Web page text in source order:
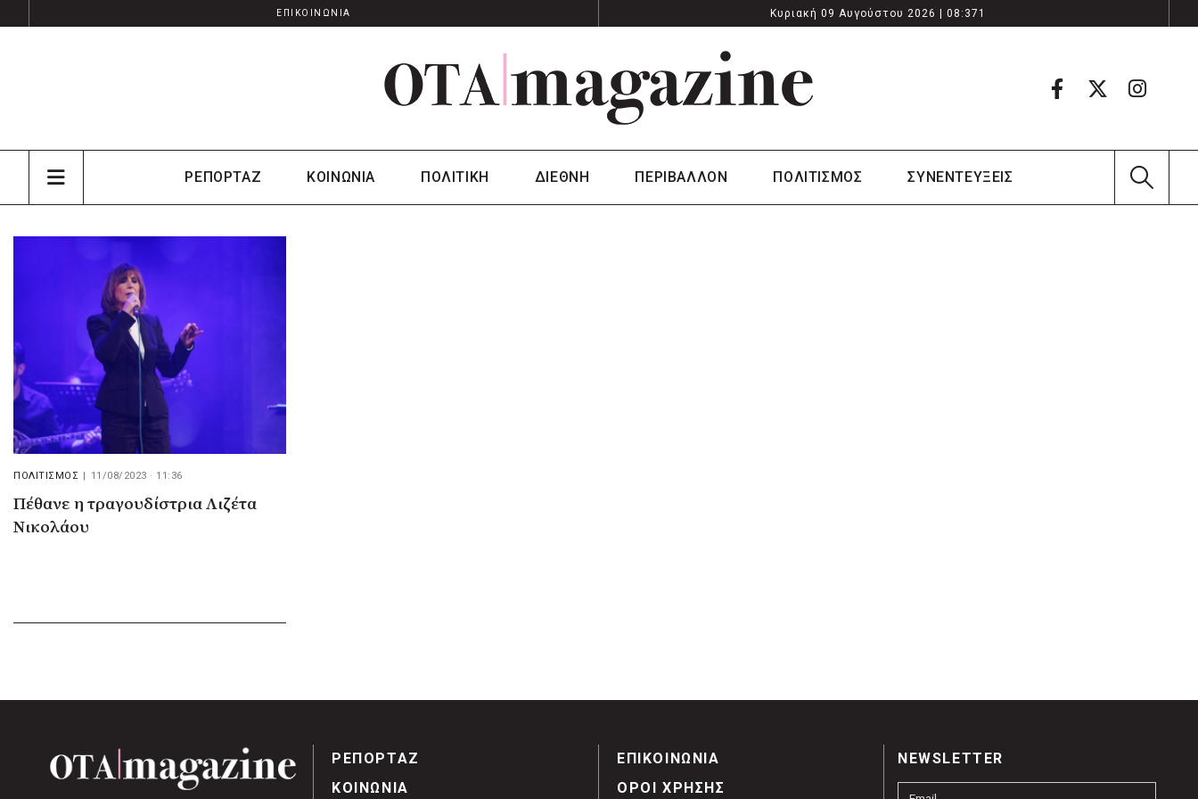
ΕΠΙΚΟΙΝΩΝΙΑ Κυριακή 09 Αυγούστου 2026 | 08:371
ΡΕΠΟΡΤΑΖ ΚΟΙΝΩΝΙΑ ΠΟΛΙΤΙΚΗ ΔΙΕΘΝΗ ΠΕΡΙΒΑΛΛΟΝ ΠΟΛΙΤΙΣΜΟΣ ΣΥΝΕΝΤΕΥΞΕΙΣ
ΠΟΛΙΤΙΣΜΟΣ | 11/08/2023 · 11:36
Πέθανε η τραγουδίστρια Λιζέτα
Νικολάου
ΡΕΠΟΡΤΑΖ
ΚΟΙΝΩΝΙΑ
ΕΠΙΚΟΙΝΩΝΙΑ
ΟΡΟΙ ΧΡΗΣΗΣ
NEWSLETTER